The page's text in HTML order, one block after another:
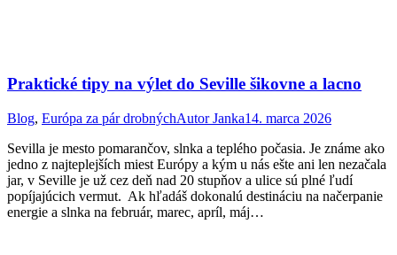
Praktické tipy na výlet do Seville šikovne a lacno
Blog, Európa za pár drobnýchAutorJanka14. marca 2026
Sevilla je mesto pomarančov, slnka a teplého počasia. Je známe ako
jedno z najteplejších miest Európy a kým u nás ešte ani len nezačala
jar, v Seville je už cez deň nad 20 stupňov a ulice sú plné ľudí
popíjajúcich vermut. Ak hľadáš dokonalú destináciu na načerpanie
energie a slnka na február, marec, apríl, máj…